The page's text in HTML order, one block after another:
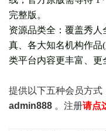
完整版。
资源品类全：覆盖秀人
真、各大知名机构作品(
类平台内容更丰富、更
提供以下五种会员方式
admin888 。注册请点